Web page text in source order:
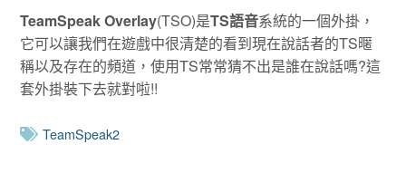
TeamSpeak Overlay(TSO)是TS語音系統的一個外掛，
它可以讓我們在遊戲中很清楚的看到現在說話者的TS暱
稱以及存在的頻道，使用TS常常猜不出是誰在說話嗎?這
套外掛裝下去就對啦!!
TeamSpeak2